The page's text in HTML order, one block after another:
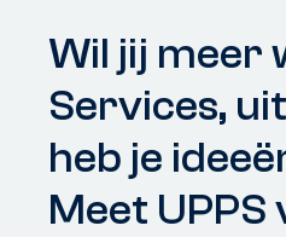
Wil jij meer
Services,
heb je
Meet UPPS